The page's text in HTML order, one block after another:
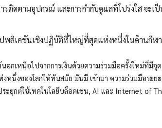
ติดตามอุปกรณ์ และการกำกับดูแลที่โปร่งใส จะเ
พลิเคชันเชิงปฏิบัติที่ใหญ่ที่สุดแห่งหนึ่งในด้านกีฬ
อกเหนือไปจากการเงินด้วยความร่วมมือครั้งใหม่ที่มีจุ
หนึ่งของโลกให้ทันสมัย มันมี เข้ามา ความร่วมมือระย
ะยุกต์ใช้เทคโนโลยีบล็อคเชน, AI และ Internet of